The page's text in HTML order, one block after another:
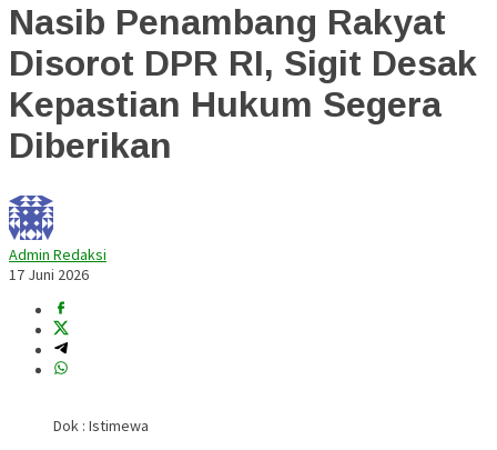
Nasib Penambang Rakyat
Disorot DPR RI, Sigit Desak
Kepastian Hukum Segera
Diberikan
Admin Redaksi
17 Juni 2026
Dok : Istimewa